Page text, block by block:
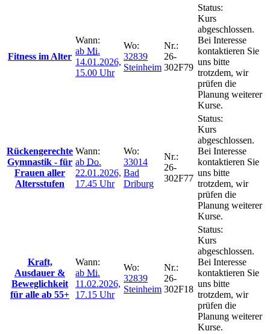
Fitness im Alter
Wann:
ab Mi.
14.01.2026,
15.00 Uhr
Wo:
32839
Steinheim
Nr.:
26-
302F79
Status:
Kurs
abgeschlossen.
Bei Interesse
kontaktieren Sie
uns bitte
trotzdem, wir
prüfen die
Planung weiterer
Kurse.
Rückengerechte
Gymnastik - für
Frauen aller
Altersstufen
Wann:
ab Do.
22.01.2026,
17.45 Uhr
Wo:
33014
Bad
Driburg
Nr.:
26-
302F77
Status:
Kurs
abgeschlossen.
Bei Interesse
kontaktieren Sie
uns bitte
trotzdem, wir
prüfen die
Planung weiterer
Kurse.
Kraft,
Ausdauer &
Beweglichkeit
für alle ab 55+
Wann:
ab Mi.
11.02.2026,
17.15 Uhr
Wo:
32839
Steinheim
Nr.:
26-
302F18
Status:
Kurs
abgeschlossen.
Bei Interesse
kontaktieren Sie
uns bitte
trotzdem, wir
prüfen die
Planung weiterer
Kurse.